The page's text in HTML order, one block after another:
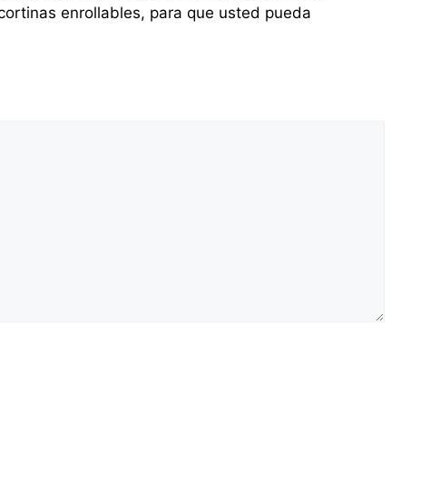
enrollables, para que usted pueda